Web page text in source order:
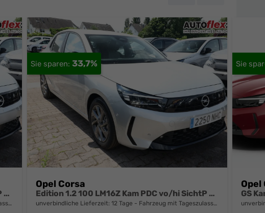
Edition 1.2 100 LM16Z Kam PDC vo/hi SichtP Temp
33,7%
Opel Corsa
Edition 1.2 100 LM16Z Kam PDC vo/hi SichtP Temp
unverbindliche Lieferzeit: 12 Tage Fahrzeug mit Tageszulassung
Opel
GS